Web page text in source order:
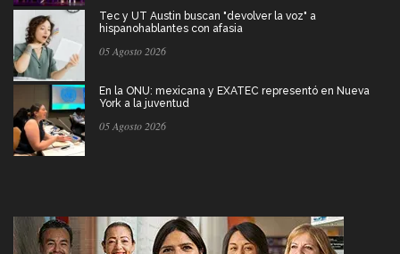
Tec y UT Austin buscan "devolver la voz" a
hispanohablantes con afasia
05 Agosto 2026
En la ONU: mexicana y EXATEC representó en Nueva
York a la juventud
05 Agosto 2026